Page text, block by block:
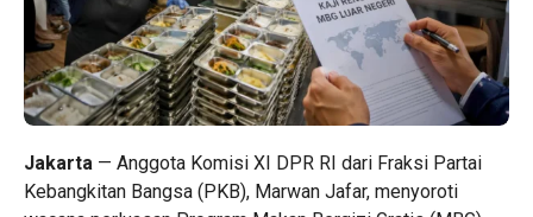
Jakarta — Anggota Komisi XI DPR RI dari Fraksi Partai
Kebangkitan Bangsa (PKB), Marwan Jafar, menyoroti